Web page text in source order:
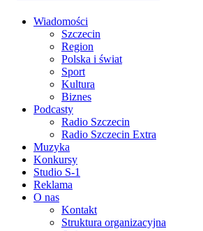
Wiadomości
Szczecin
Region
Polska i świat
Sport
Kultura
Biznes
Podcasty
Radio Szczecin
Radio Szczecin Extra
Muzyka
Konkursy
Studio S-1
Reklama
O nas
Kontakt
Struktura organizacyjna